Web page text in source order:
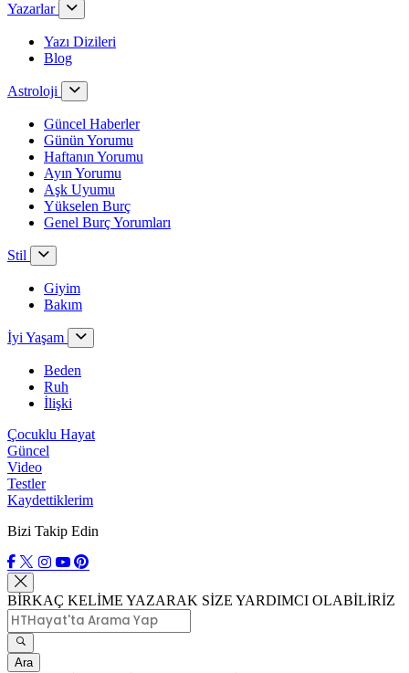
Yazarlar
Yazı Dizileri
Blog
Astroloji
Güncel Haberler
Günün Yorumu
Haftanın Yorumu
Ayın Yorumu
Aşk Uyumu
Yükselen Burç
Genel Burç Yorumları
Stil
Giyim
Bakım
İyi Yaşam
Beden
Ruh
İlişki
Çocuklu Hayat
Güncel
Video
Testler
Kaydettiklerim
Bizi Takip Edin
BİRKAÇ KELİME YAZARAK SİZE YARDIMCI OLABİLİRİZ
Ara